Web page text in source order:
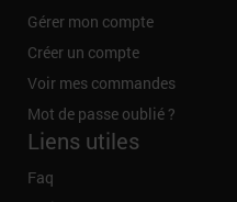
Gérer mon compte
Créer un compte
Voir mes commandes
Mot de passe oublié ?
Liens utiles
Faq